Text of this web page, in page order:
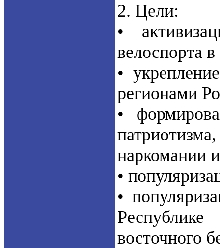
2. Цели:
•
велоспорта
•
регионами
•
наркомании
•
•
восточного